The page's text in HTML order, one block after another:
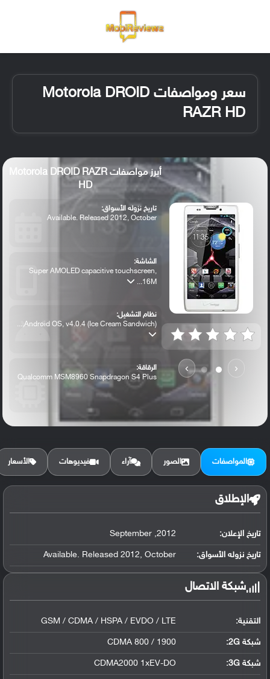
سعر ومواصفات Motorola DROID
RAZR HD
‹
›
أبرز مواصفات Motorola DROID RAZR
HD
تاريخ نزوله الأسواق:
Available. Released 2012, October
الشاشة:
Super AMOLED capacitive touchscreen,
16M...
نظام التشغيل:
Android OS, v4.0.4 (Ice Cream Sandwich),...
الرقاقة:
Qualcomm MSM8960 Snapdragon S4 Plus
الرام / التخزين:
المواصفات الصور آراء فيديوهات الأسعار
الإطلاق
تاريخ الإعلان: 2012, September
تاريخ نزوله الأسواق: Available. Released 2012, October
شبكة الاتصال
التقنية: GSM / CDMA / HSPA / EVDO / LTE
شبكة 2G: CDMA 800 / 1900
شبكة 3G :
CDMA2000 1xEV-DO